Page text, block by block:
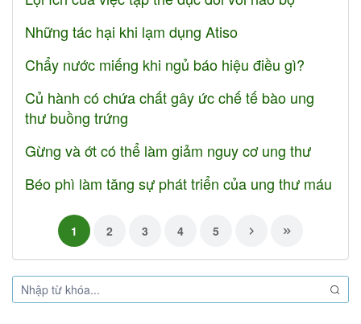
Những tác hại khi lạm dụng Atiso
Chẩy nước miếng khi ngủ báo hiệu điều gì?
Củ hành có chứa chất gây ức chế tế bào ung
thư buồng trứng
Gừng và ớt có thể làm giảm nguy cơ ung thư
Béo phì làm tăng sự phát triển của ung thư máu
1 2 3 4 5